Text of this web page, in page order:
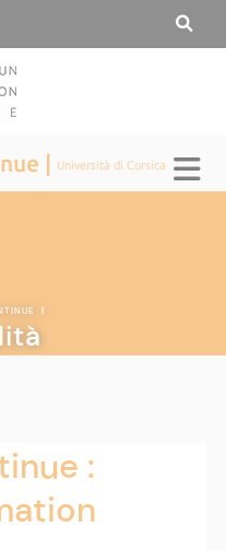
| Università di Corsica
|
: